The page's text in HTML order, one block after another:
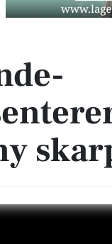
til ny skarp pris